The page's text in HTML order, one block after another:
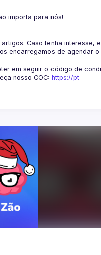
importa para nós!
Caso tenha interesse,
encarregamos de agendar
em seguir o código de
nosso COC: https://pt-